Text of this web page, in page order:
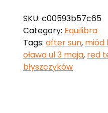
SKU: c00593b57c65
Category: Equilibra
Tags: after sun, miód
oława ul 3 maja, red
błyszczyków